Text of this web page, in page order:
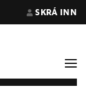
SKRÁ INN